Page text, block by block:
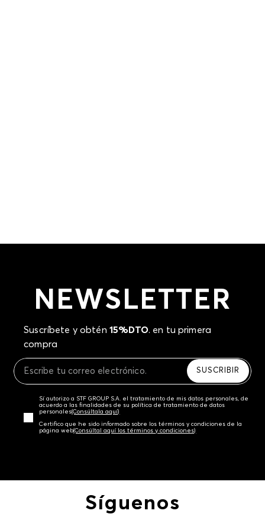
NEWSLETTER
Suscríbete y obtén 15%DTO. en tu primera
compra
SUSCRIBIR
Sí autorizo a STF GROUP S.A. el tratamiento de mis datos personales, de
acuerdo a las finalidades de su política de tratamiento de datos
personales‎(Consúltala aquí)
Certifico que he sido informado sobre los términos y condiciones de la
página web‎(Consúltal aquí los términos y condiciones)
Síguenos